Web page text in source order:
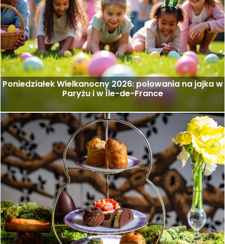
Poniedziałek Wielkanocny 2026: polowania na jajka w
Paryżu i w Île-de-France